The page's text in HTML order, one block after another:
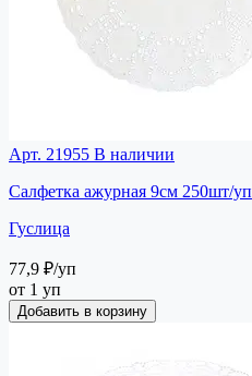
Арт. 21955 В наличии
Салфетка ажурная 9см 250шт/уп
Гуслица
77,9 ₽/уп
от 1 уп
Добавить в корзину